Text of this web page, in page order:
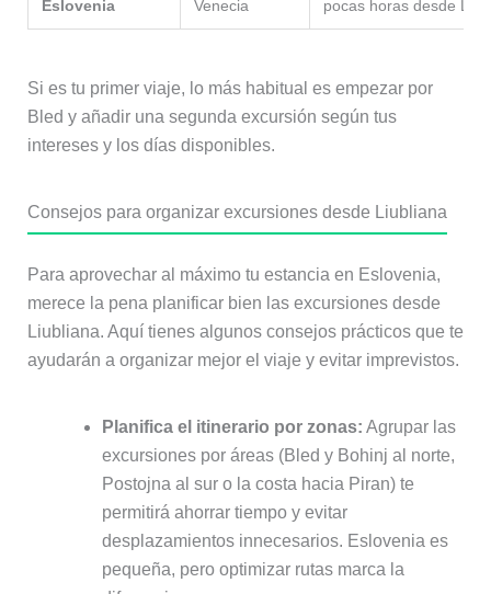
Eslovenia
Venecia
pocas horas desde
Si es tu primer viaje, lo más habitual es empezar por
Bled y añadir una segunda excursión según tus
intereses y los días disponibles.
Consejos para organizar excursiones desde Liubliana
Para aprovechar al máximo tu estancia en Eslovenia,
merece la pena planificar bien las excursiones desde
Liubliana. Aquí tienes algunos consejos prácticos que te
ayudarán a organizar mejor el viaje y evitar imprevistos.
Planifica el itinerario por zonas: Agrupar las
excursiones por áreas (Bled y Bohinj al norte,
Postojna al sur o la costa hacia Piran) te
permitirá ahorrar tiempo y evitar
desplazamientos innecesarios. Eslovenia es
pequeña, pero optimizar rutas marca la